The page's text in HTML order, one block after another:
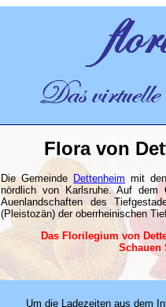
Flora von
Die Gemeinde Dettenheim mit
nördlich von Karlsruhe. Auf dem
Auenlandschaften des
(Pleistozän) der oberrheinischen
Das Florilegium von
Schauen
Um die Ladezeiten aus dem